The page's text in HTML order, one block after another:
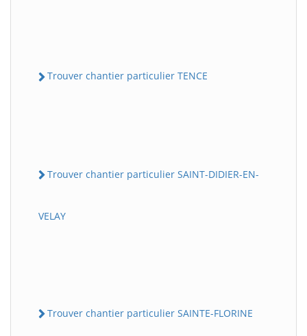
Trouver chantier particulier TENCE
Trouver chantier particulier SAINT-DIDIER-EN-
VELAY
Trouver chantier particulier SAINTE-FLORINE